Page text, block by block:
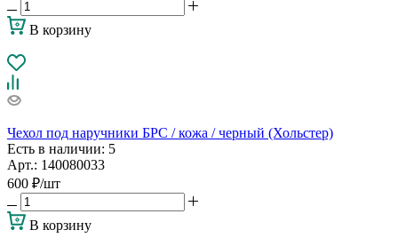
В корзину
Чехол под наручники БРС / кожа / черный (Хольстер)
Есть в наличии: 5
Арт.: 140080033
600 ₽/шт
В корзину